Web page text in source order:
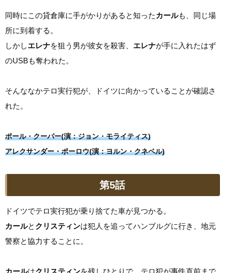
同時にこの貸倉庫に手がかりがあると知った カールも、同じ場
所に到着する。
しかしエレナを狙う男が彼女を殺害、 エレナが手に入れたはず
のUSBも奪われた。
そんななかテロ実行犯が、ドイツに向かっていることが確認さ
れた。
ポール・クーパー(演：ジョン・モライティス)
アレクサンダー・ポーロウ(演：ヨルン・クネベル)
第5話
ドイツでテロ実行犯が乗り捨てた車が見つかる。
カールと クリスティンは犯人を追ってハンブルグに行き、地元
警察と協力することに。